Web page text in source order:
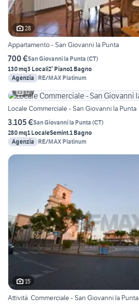
28
Appartamento - San Giovanni la Punta
700 €San Giovanni la Punta (CT)
130 mq3 Locali2° Piano1 Bagno
Agenzia
RE/MAX Platinum
12
Locale Commerciale - San Giovanni la Punta
3.105 €San Giovanni la Punta (CT)
280 mq1 LocaleSemint.1 Bagno
Agenzia
RE/MAX Platinum
15
Attività Commerciale - San Giovanni la Punta